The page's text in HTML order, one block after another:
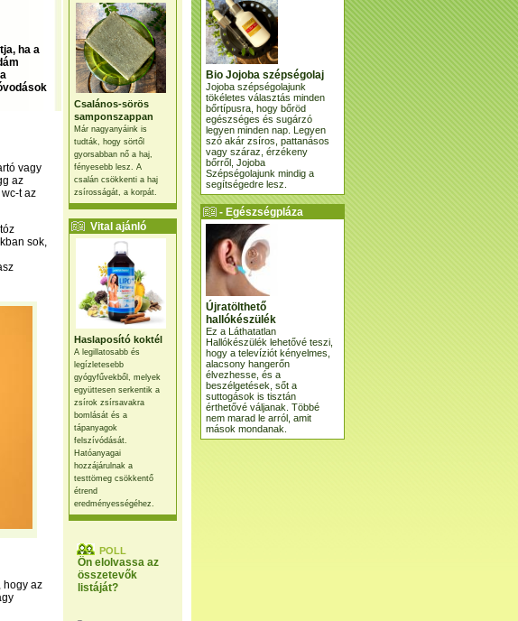
Csalános-sörös
samponszappan
Már nagyanyáink is
tudták, hogy sörtől
gyorsabban nő a haj,
fényesebb lesz. A
csalán csökkenti a haj
zsírosságát, a korpát.
Vital ajánló
Haslaposító koktél
A legillatosabb és
legízletesebb
gyógyfűvekből, melyek
együttesen serkentik a
zsírok zsírsavakra
bomlását és a
tápanyagok
felszívódását.
Hatóanyagai
hozzájárulnak a
testtömeg csökkentő
étrend
eredményességéhez.
POLL
Ön elolvassa az
összetevők
listáját?
ha a
vagy
az
t az
sok,
hogy az
Bio Jojoba szépségolaj
Jojoba szépségolajunk
tökéletes választás minden
bőrtípusra, hogy bőröd
egészséges és sugárzó
legyen minden nap. Legyen
szó akár zsíros, pattanásos
vagy száraz, érzékeny
bőrről, Jojoba
Szépségolajunk mindig a
segítségedre lesz.
- Egészségpláza
ajánlatunk -
Újratölthető
hallókészülék
Ez a Láthatatlan
Hallókészülék lehetővé teszi,
hogy a televíziót kényelmes,
alacsony hangerőn
élvezhesse, és a
beszélgetések, sőt a
suttogások is tisztán
érthetővé váljanak. Többé
nem marad le arról, amit
mások mondanak.